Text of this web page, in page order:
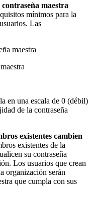
maestra
mínimos para la
Las
maestra
en una escala de 0 (débil)
de la contraseña
existentes cambien
existentes de la
su contraseña
Los usuarios que crean
organización serán
que cumpla con sus